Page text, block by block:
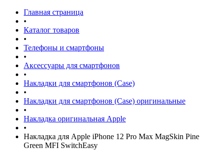
Главная страница
•
Каталог товаров
•
Телефоны и смартфоны
•
Аксессуары для смартфонов
•
Накладки для смартфонов (Case)
•
Накладки для смартфонов (Case) оригинальные
•
Накладка оригинальная Apple
•
Накладка для Apple iPhone 12 Pro Max MagSkin Pine
Green MFI SwitchEasy